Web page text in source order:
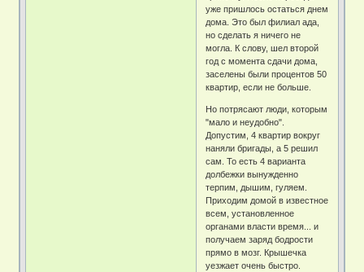
уже пришлось остаться днем
дома. Это был филиал ада,
но сделать я ничего не
могла. К слову, шел второй
год с момента сдачи дома,
заселены были процентов 50
квартир, если не больше.
Но потрясают люди, которым
"мало и неудобно".
Допустим, 4 квартир вокруг
наняли бригады, а 5 решил
сам. То есть 4 варианта
долбежки вынужденно
терпим, дышим, гуляем.
Приходим домой в известное
всем, установленное
органами власти время... и
получаем заряд бодрости
прямо в мозг. Крышечка
уезжает очень быстро.